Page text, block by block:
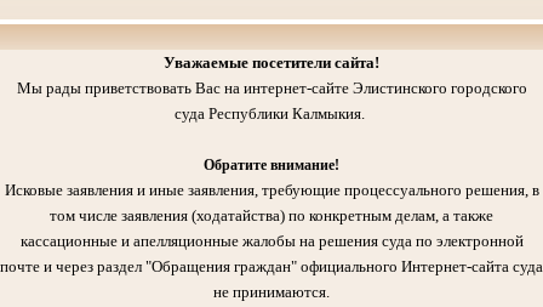
Уважаемые посетители сайта!
Мы рады приветствовать Вас на интернет-сайте Элистинского городского
суда Республики Калмыкия.
Обратите внимание!
Исковые заявления и иные заявления, требующие процессуального решения, в
том числе заявления (ходатайства) по конкретным делам, а также
кассационные и апелляционные жалобы на решения суда по электронной
почте и через раздел "Обращения граждан" официального Интернет-сайта суда
не принимаются.